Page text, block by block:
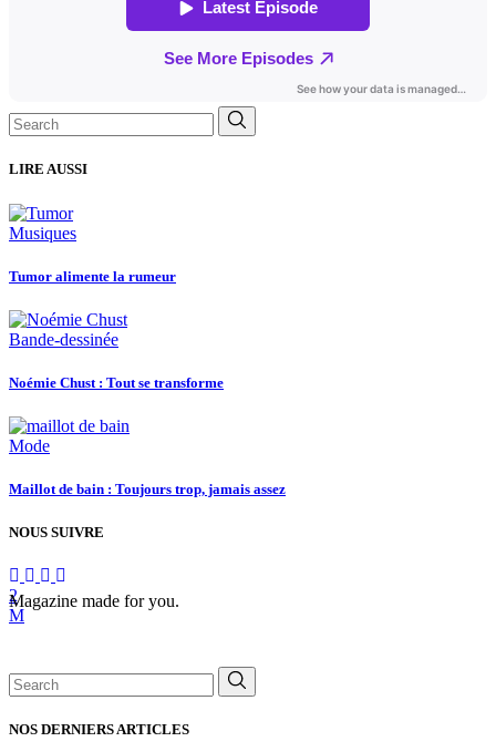
Search
for:
LIRE AUSSI
Musiques
Tumor alimente la rumeur
Bande-dessinée
Noémie Chust : Tout se transforme
Mode
Maillot de bain : Toujours trop, jamais assez
NOUS SUIVRE
Magazine made for you.
Search
for:
NOS DERNIERS ARTICLES